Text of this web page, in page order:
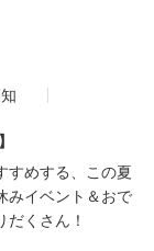
すめする、この夏
みイベント＆おで
くさん！